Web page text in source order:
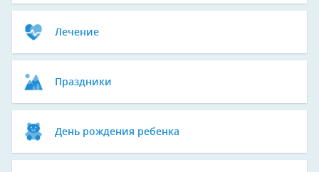
Лечение
Праздники
День рождения ребенка